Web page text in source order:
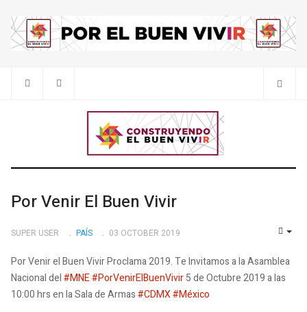
Por Venir El Buen Vivir
SUPER USER PAÍS 03 OCTOBER 2019
Por Venir el Buen Vivir Proclama 2019. Te Invitamos a la Asamblea
Nacional del#MNE#PorVenirElBuenVivir5 de Octubre 2019 a las
10:00 hrs en la Sala de Armas#CDMX#México